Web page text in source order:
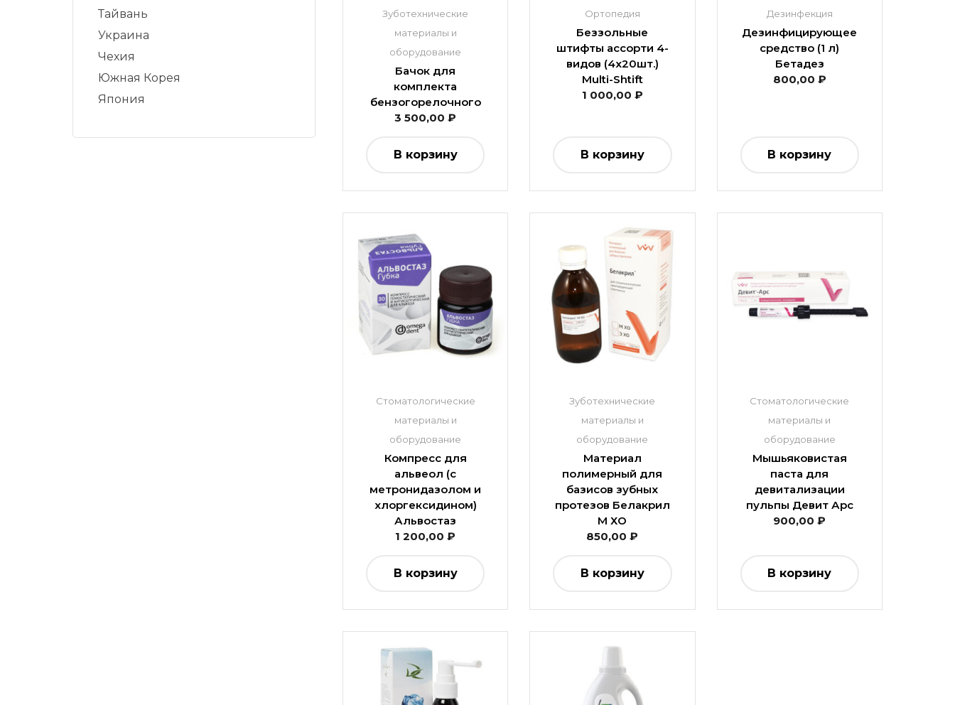
Зуботехнические
материалы и
оборудование
Бачок для
комплекта
бензогорелочного
3 500,00₽
В корзину
Ортопедия
Беззольные
штифты ассорти 4-
видов (4х20шт.)
Multi-Shtift
1 000,00 ₽
В корзину
Дезинфекция
Дезинфицирующее
средство (1 л)
Бетадез
800,00 ₽
В корзину
Стоматологические
материалы и
оборудование
Компресс для
альвеол (с
метронидазолом и
хлоргексидином)
Альвостаз
1 200,00₽
В корзину
Зуботехнические
материалы и
оборудование
Материал
полимерный для
базисов зубных
протезов Белакрил
М ХО
850,00₽
В корзину
Стоматологические
материалы и
оборудование
Мышьяковистая
паста для
девитализации
пульпы Девит Арс
900,00₽
В корзину
Тайвань
Украина
Чехия
Южная Корея
Япония